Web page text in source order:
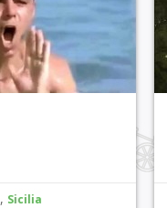
, Sicilia